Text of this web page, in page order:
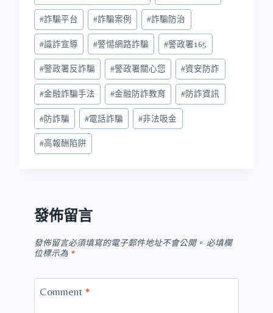
#詐騙平台 #詐騙案例 #詐騙防治
#識詐宣導 #警惕網路詐騙 #警政署165
#警政署反詐騙 #警政署關心您 #資安防詐
#金融詐騙手法 #金融防詐教育 #防詐資訊
#防詐騙 #電話詐騙 #非法吸金
#高報酬陷阱
發佈留言
發佈留言必須填寫的電子郵件地址不會公開。 必填欄
位標示為 *
Comment *